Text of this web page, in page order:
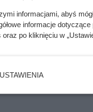
detali
wykończeniowy, gdzie
co jest
wyznaczenie
Przykładowe
informacjami, abyś
informacje
oraz po kliknięciu w
USTAWIENIA